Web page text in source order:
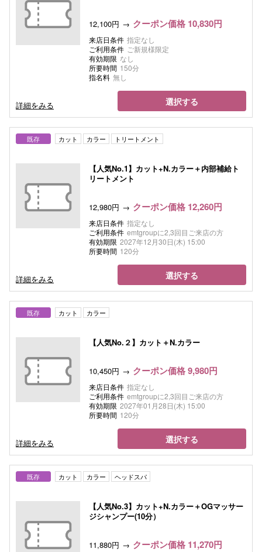
12,100円 クーポン価格 10,830円
来店日条件 指定なし
ご利用条件 ご新規様限定
有効期限 なし
所要時間 150分
指名料 無し
詳細をみる 選択する
既存 カット カラー トリートメント
【人気No.1】カット+N.カラー＋内部補給ト
リートメント
12,980円 クーポン価格 12,260円
来店日条件 指定なし
ご利用条件 emtgroupに2,3回目ご来店の方
有効期限 2027年12月30日(木) 15:00
所要時間 120分
詳細をみる 選択する
既存 カット カラー
【人気No.２】カット＋N.カラー
10,450円 クーポン価格 9,980円
来店日条件 指定なし
ご利用条件 emtgroupに2,3回目ご来店の方
有効期限 2027年01月28日(木) 15:00
所要時間 120分
詳細をみる 選択する
既存 カット カラー ヘッドスパ
【人気No.3】カット+N.カラー＋OGマッサー
ジシャンプー(10分）
11,880円 クーポン価格 11,270円